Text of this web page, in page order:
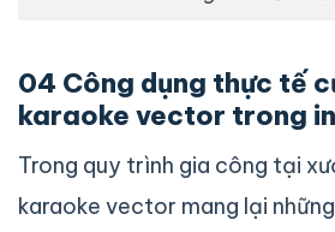
04 Công dụng thực tế
karaoke vector trong
Trong quy trình gia công tại
karaoke vector mang lại